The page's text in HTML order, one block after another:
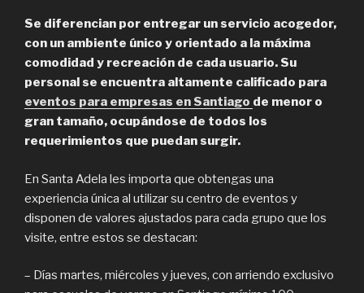
Se diferencian por entregar un servicio acogedor,
con un ambiente único y orientado a la máxima
comodidad y recreación de cada usuario. Su
personal se encuentra altamente calificado para
eventos para empresas en Santiago de menor o
gran tamaño, ocupándose de todos los
requerimientos que puedan surgir.
En Santa Adela les importa que obtengas una
experiencia única al utilizar su centro de eventos y
disponen de valores ajustados para cada grupo que los
visite, entre estos se destacan:
– Días martes, miércoles y jueves, con arriendo exclusivo